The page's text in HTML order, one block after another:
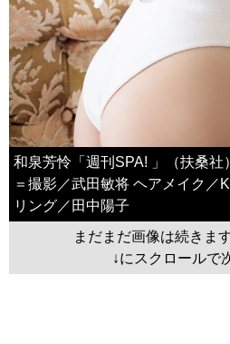
和泉芳怜「週刊SPA! 」（扶桑社
＝撮影／武田敏将 ヘアメイク／
リング／田中陽子
まだまだ画像は続きま
↓にスクロールで